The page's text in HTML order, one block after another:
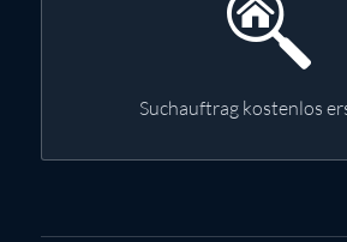
Suchauftrag kostenlos